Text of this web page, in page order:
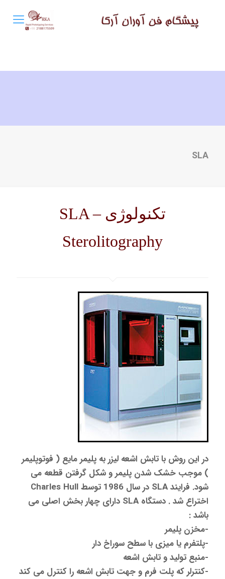
SLA
تکنولوژی SLA –
Sterolitography
در اين روش با تابش اشعه لیزر به پلیمر مایع ( فوتوپلیمر
) موجب خشک شدن پلیمر و شکل گرفتن قطعه می
شود. فرایند SLA در سال 1986 توسط Charles Hull
اختراع شد . دستگاه SLA دارای چهار بخش اصلی می
باشد :
-مخزن پلیمر
-پلتفرم یا میزی با سطح سوراخ دار
-منبع تولید و تابش اشعه
-کنترلر که پلت فرم و جهت تابش اشعه را کنترل می کند